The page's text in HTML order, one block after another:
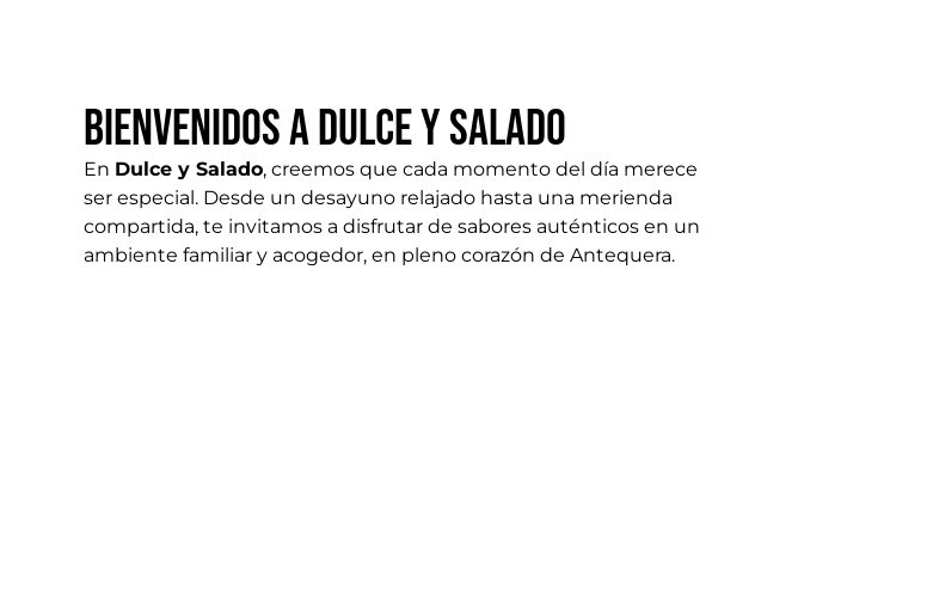
Bienvenidos a Dulce y Salado
En Dulce y Salado, creemos que cada momento del día merece
ser especial. Desde un desayuno relajado hasta una merienda
compartida, te invitamos a disfrutar de sabores auténticos en un
ambiente familiar y acogedor, en pleno corazón de Antequera.